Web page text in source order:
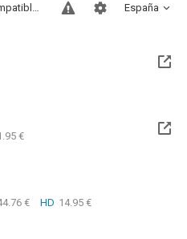
España
Sitios compatibles
14 Ago 2026 (Quedan 6 días)
14 Ago 2026 (Quedan 6 días)
€
€ HD 14.95 €